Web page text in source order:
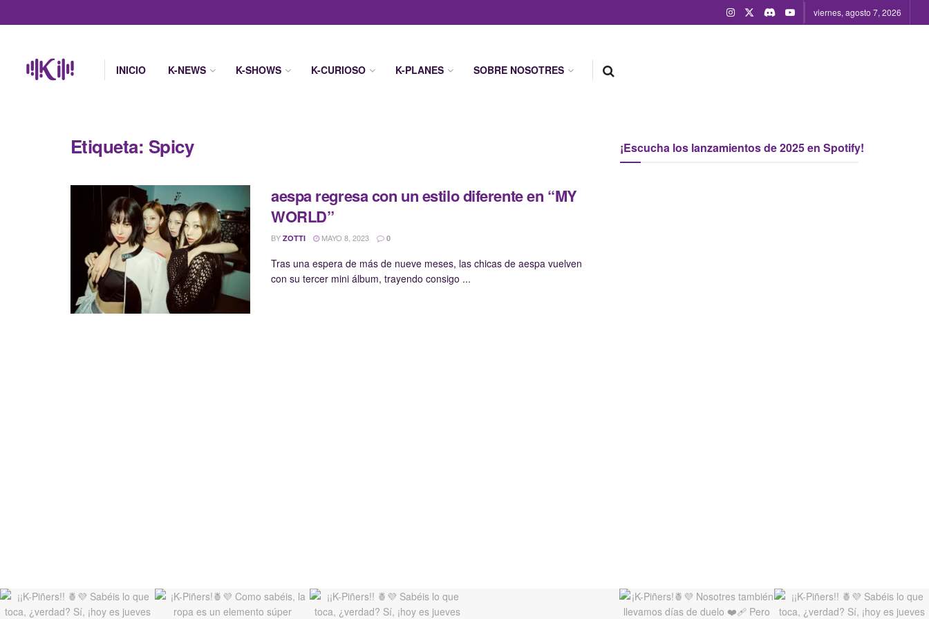
viernes, agosto 7, 2026
INICIO K-NEWS K-SHOWS K-CURIOSO K-PLANES SOBRE NOSOTRES
Etiqueta: Spicy
aespa regresa con un estilo diferente en “MY
WORLD”
BY ZOTTI MAYO 8, 2023 0
Tras una espera de más de nueve meses, las chicas de aespa vuelven
con su tercer mini álbum, trayendo consigo ...
¡Escucha los lanzamientos de 2025 en Spotify!